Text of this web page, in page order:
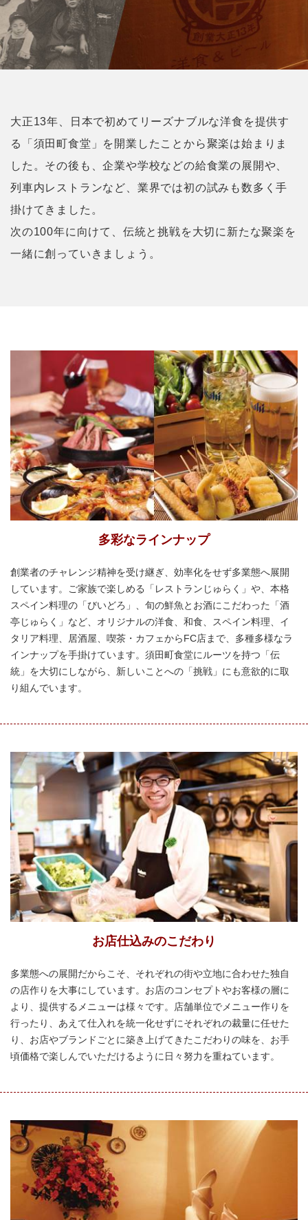
大正13年、日本で初めてリーズナブルな洋食を提供す
る「須田町食堂」を開業したことから聚楽は始まりま
した。その後も、企業や学校などの給食業の展開や、
列車内レストランなど、業界では初の試みも数多く手
掛けてきました。
次の100年に向けて、伝統と挑戦を大切に新たな聚楽を
一緒に創っていきましょう。
多彩なラインナップ
創業者のチャレンジ精神を受け継ぎ、効率化をせず多業態へ展開
しています。ご家族で楽しめる「レストランじゅらく」や、本格
スペイン料理の「びいどろ」、旬の鮮魚とお酒にこだわった「酒
亭じゅらく」など、オリジナルの洋食、和食、スペイン料理、イ
タリア料理、居酒屋、喫茶・カフェからFC店まで、多種多様なラ
インナップを手掛けています。須田町食堂にルーツを持つ「伝
統」を大切にしながら、新しいことへの「挑戦」にも意欲的に取
り組んでいます。
お店仕込みのこだわり
多業態への展開だからこそ、それぞれの街や立地に合わせた独自
の店作りを大事にしています。お店のコンセプトやお客様の層に
より、提供するメニューは様々です。店舗単位でメニュー作りを
行ったり、あえて仕入れを統一化せずにそれぞれの裁量に任せた
り、お店やブランドごとに築き上げてきたこだわりの味を、お手
頃価格で楽しんでいただけるように日々努力を重ねています。